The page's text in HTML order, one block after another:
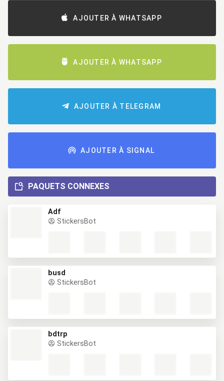
AJOUTER À WHATSAPP
AJOUTER À WHATSAPP
AJOUTER À TELEGRAM
AJOUTER À SIGNAL
PAQUETS CONNEXES
Adf
StickersBot
busd
StickersBot
bdtrp
StickersBot